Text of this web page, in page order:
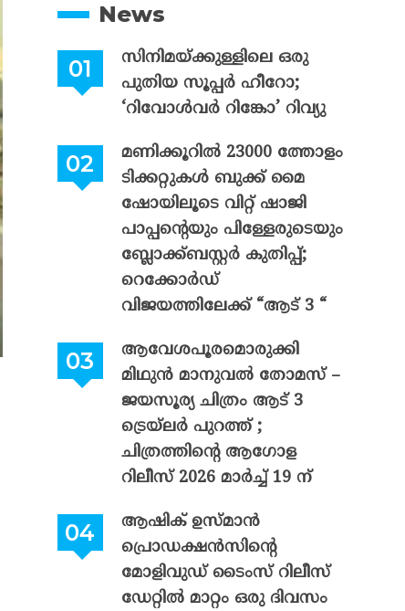
News
സിനിമയ്ക്കുള്ളിലെ ഒരു
പുതിയ സൂപ്പർ ഹീറോ;
‘റിവോൾവർ റിങ്കോ’ റിവ്യു
മണിക്കൂറിൽ 23000 ത്തോളം
ടിക്കറ്റുകൾ ബുക്ക് മൈ
ഷോയിലൂടെ വിറ്റ് ഷാജി
പാപ്പന്റെയും പിള്ളേരുടെയും
ബ്ലോക്ക്ബസ്റ്റർ കുതിപ്പ്;
റെക്കോർഡ്
വിജയത്തിലേക്ക് “ആട് 3 “
ആവേശപൂരമൊരുക്കി
മിഥുൻ മാനുവൽ തോമസ് –
ജയസൂര്യ ചിത്രം ആട് 3
ട്രെയ്‌ലർ പുറത്ത് ;
ചിത്രത്തിന്റെ ആഗോള
റിലീസ് 2026 മാർച്ച് 19 ന്
ആഷിക് ഉസ്മാൻ
പ്രൊഡക്ഷൻസിന്റെ
മോളിവുഡ് ടൈംസ് റിലീസ്
ഡേറ്റിൽ മാറ്റം ഒരു ദിവസം